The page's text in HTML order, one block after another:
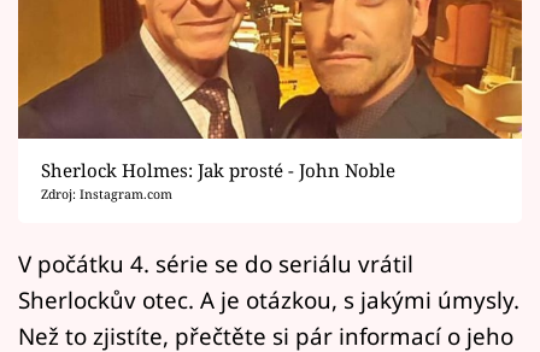
Horoskopy
Sledujte prima+
Filmový festival Karlovy Vary
Pořady
Mámy sobě
Přihlášení
Sherlock Holmes: Jak prosté - John Noble
Zdroj: Instagram.com
V počátku 4. série se do seriálu vrátil
Sherlockův otec. A je otázkou, s jakými úmysly.
Než to zjistíte, přečtěte si pár informací o jeho